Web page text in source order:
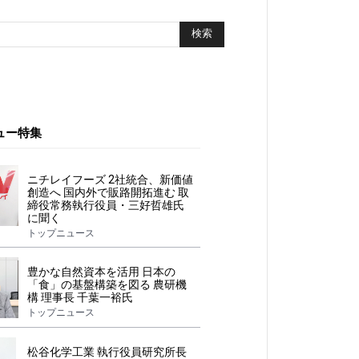
ー特集
ニチレイフーズ 2社統合、新価値
創造へ 国内外で販路開拓進む 取
締役常務執行役員・三好哲雄氏
に聞く
トップニュース
豊かな自然資本を活用 日本の
「食」の基盤構築を図る 農研機
構 理事長 千葉一裕氏
トップニュース
松谷化学工業 執行役員研究所長